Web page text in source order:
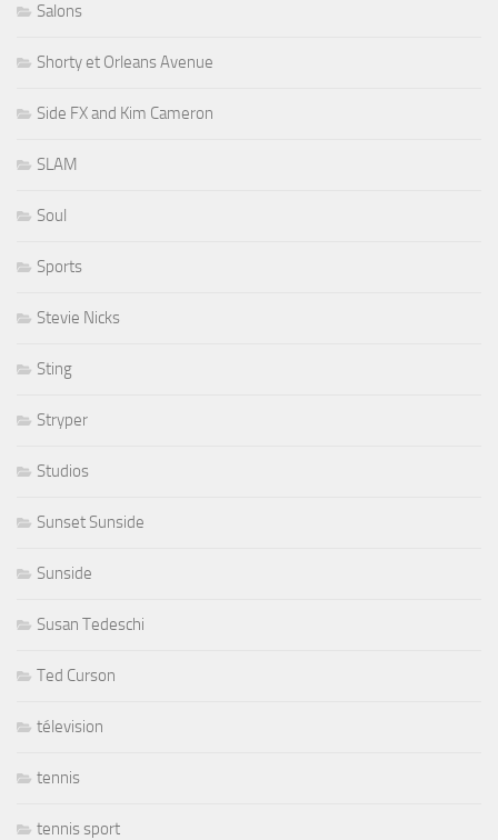
Salons
Shorty et Orleans Avenue
Side FX and Kim Cameron
SLAM
Soul
Sports
Stevie Nicks
Sting
Stryper
Studios
Sunset Sunside
Sunside
Susan Tedeschi
Ted Curson
télevision
tennis
tennis sport